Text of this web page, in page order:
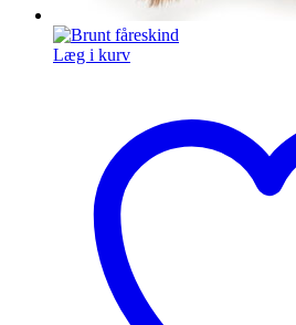
Læg i kurv